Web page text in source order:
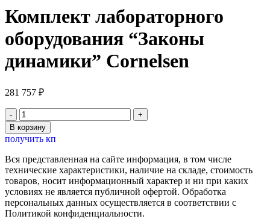
Комплект лабораторного
оборудования “Законы
динамики” Cornelsen
281 757 ₽
Количество
товара
Комплект
лабораторного
оборудования
"Законы
динамики"
Cornelsen
В корзину
получить кп
Вся представленная на сайте информация, в том числе
технические характеристики, наличие на складе, стоимость
товаров, носит информационный характер и ни при каких
условиях не является публичной офертой. Обработка
персональных данных осуществляется в соответствии с
Политикой конфиденциальности.